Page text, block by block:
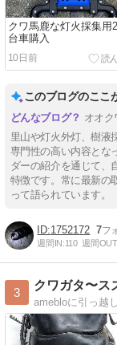
クワ馬鹿な灯火採集用
台車購入
10日前
このブログのここ
オオク
里山や灯火外灯、樹液
専門性の高い内容とな
ダーの紹介を通じて、
特徴です。常に最新の
って語られています。
1752172 7
週間IN:110 週間
3
クワガタ〜ス